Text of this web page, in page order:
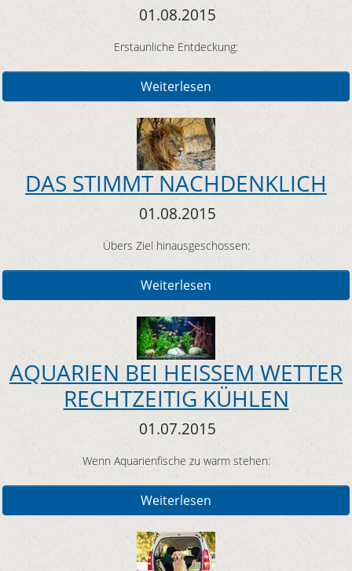
01.08.2015
Erstaunliche Entdeckung:
Weiterlesen
DAS STIMMT NACHDENKLICH
01.08.2015
Übers Ziel hinausgeschossen:
Weiterlesen
AQUARIEN BEI HEISSEM WETTER
RECHTZEITIG KÜHLEN
01.07.2015
Wenn Aquarienfische zu warm stehen:
Weiterlesen